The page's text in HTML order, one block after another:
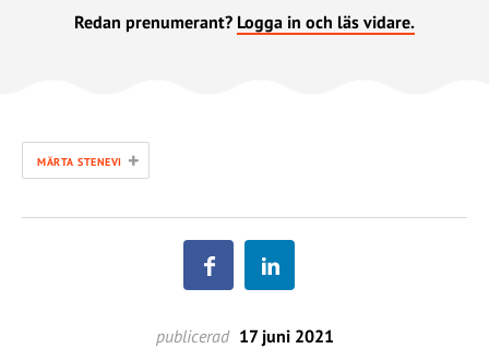
Redan prenumerant? Logga in och läs vidare.
MÄRTA STENEVI +
publicerad 17 juni 2021